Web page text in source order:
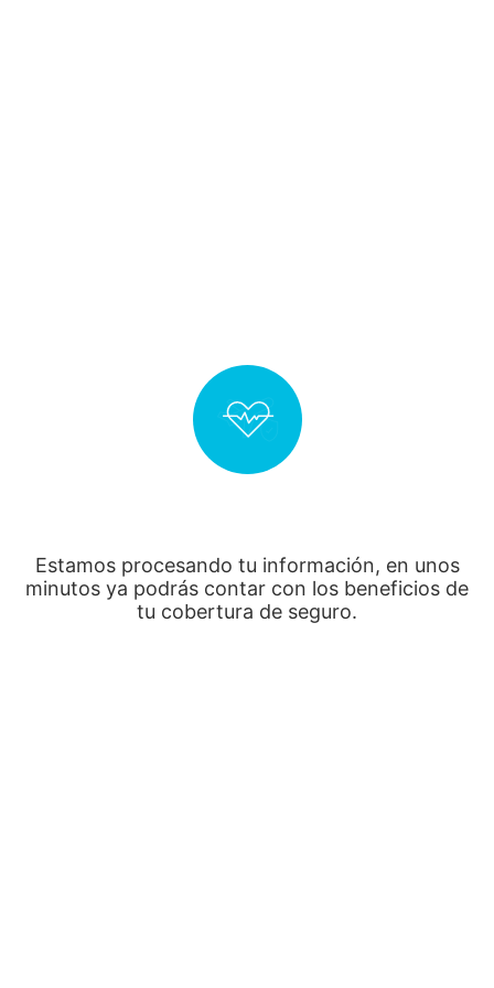
Estamos procesando tu información, en unos
minutos ya podrás contar con los beneficios de
tu cobertura de seguro.